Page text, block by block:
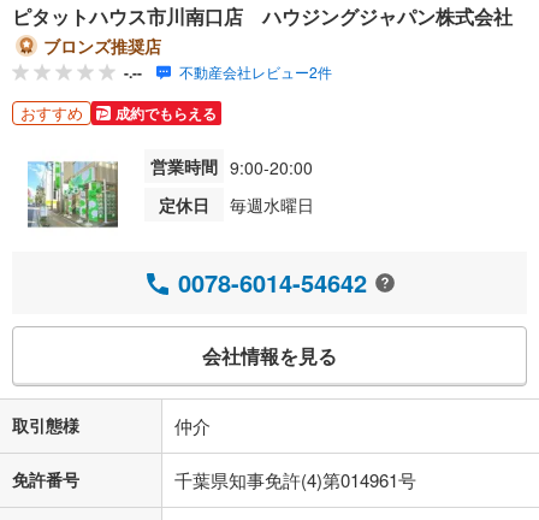
ピタットハウス市川南口店 ハウジングジャパン株式会社
ブロンズ推奨店
-.-- 不動産会社レビュー2件
おすすめ 成約でもらえる
営業時間 9:00-20:00
定休日
毎週水曜日
0078-6014-54642
会社情報を見る
取引態様 仲介
免許番号 千葉県知事免許(4)第014961号